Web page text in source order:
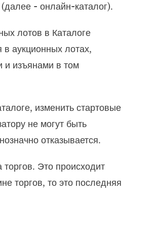
(далее - онлайн-каталог).
лотов в Каталоге
аукционных лотах,
и изъянами в том
изменить стартовые
не могут быть
отказывается.
Это происходит
торгов, то это последняя